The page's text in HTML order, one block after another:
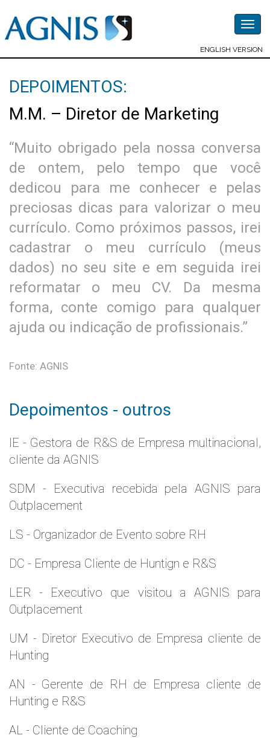
ENGLISH VERSION
DEPOIMENTOS:
M.M. – Diretor de Marketing
“Muito obrigado pela nossa conversa
de ontem, pelo tempo que você
dedicou para me conhecer e pelas
preciosas dicas para valorizar o meu
currículo. Como próximos passos, irei
cadastrar o meu currículo (meus
dados) no seu site e em seguida irei
reformatar o meu CV. Da mesma
forma, conte comigo para qualquer
ajuda ou indicação de profissionais.”
Fonte: AGNIS
Depoimentos - outros
IE - Gestora de R&S de Empresa multinacional,
cliente da AGNIS
SDM - Executiva recebida pela AGNIS para
Outplacement
LS - Organizador de Evento sobre RH
DC - Empresa Cliente de Huntign e R&S
LER - Executivo que visitou a AGNIS para
Outplacement
UM - Diretor Executivo de Empresa cliente de
Hunting
AN - Gerente de RH de Empresa cliente de
Hunting e R&S
AL - Cliente de Coaching